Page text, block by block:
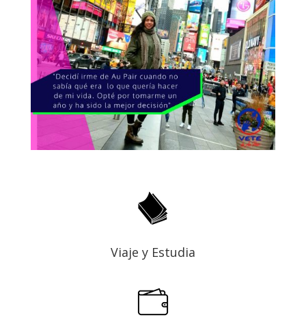
Viaje y Estudia